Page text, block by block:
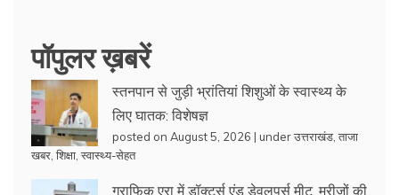
पॉपुलर ख़बरें
स्तनपान से जुड़ी भ्रांतियां शिशुओं के स्वास्थ्य के
लिए घातक: विशेषज्ञ
posted on August 5, 2026 | underउत्तराखंड ताजा
खबर शिक्षा स्वास्थ्य-सेहत
ग्राफिक एरा में डॉक्टर्स एंड डेवलपर्स मीट, मरीजों की